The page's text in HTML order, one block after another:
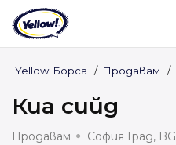
Yellow! Борса / Продавам /
Киа сийд
Продавам София Град, BG